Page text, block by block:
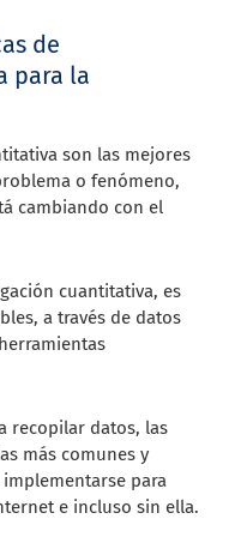
de
para la
son las mejores
o fenómeno,
cambiando con el
cuantitativa, es
a través de datos
recopilar datos, las
más comunes y
para
e incluso sin ella.